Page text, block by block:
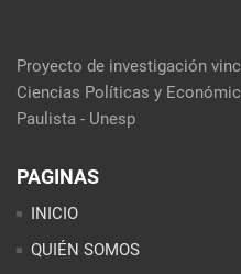
QUIÉN SOMOS
EVENTOS
CULTURA Y SOCIEDAD
SEMBLANZA DE LA SEMANA
ARTÍCULOS